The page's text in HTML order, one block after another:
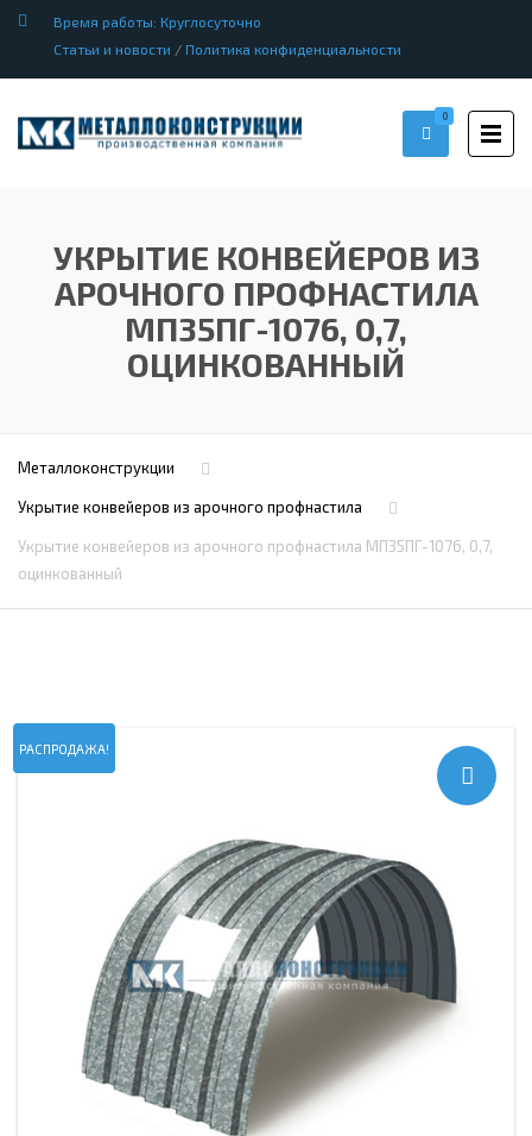
Время работы: Круглосуточно
Статьи и новости / Политика конфиденциальности
0
УКРЫТИЕ КОНВЕЙЕРОВ ИЗ
АРОЧНОГО ПРОФНАСТИЛА
МП35ПГ-1076, 0,7,
ОЦИНКОВАННЫЙ
Металлоконструкции
Укрытие конвейеров из арочного профнастила
Укрытие конвейеров из арочного профнастила МП35ПГ-1076, 0,7,
оцинкованный
РАСПРОДАЖА!